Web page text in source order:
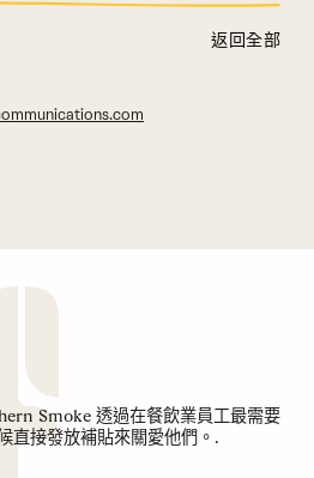
返回全部
Smoke 透過在餐飲業員工最需要
直接發放補貼來關愛他們。.